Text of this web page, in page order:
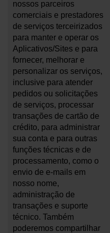
nossos parceiros
comerciais e prestadores
de serviços terceirizados
para manter e operar os
Aplicativos/Sites e para
fornecer, melhorar e
personalizar os serviços,
inclusive para atender
pedidos ou solicitações
de serviços, processar
transações de cartão de
crédito, para administrar
sua conta e para outras
funções técnicas e de
processamento, como o
envio de e-mails em
nosso nome,
administração de
transações e suporte
técnico. Também
poderemos compartilhar